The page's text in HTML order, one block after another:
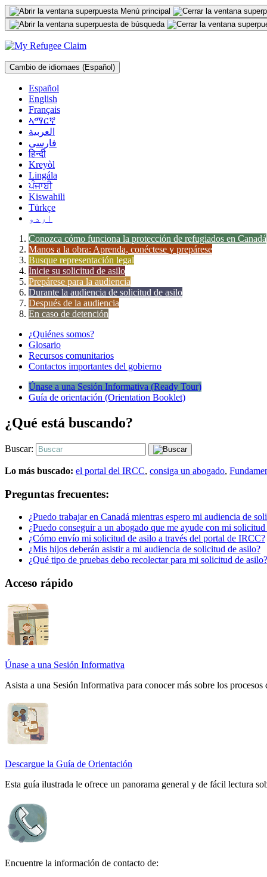
Ir
al
contenido
Cambio de idiomaes (Español)
Español
English
Français
ኣማርኛ
العربية
فارسی
हिन्दी
Kreyòl
Lingála
ਪੰਜਾਬੀ
Kiswahili
Türkçe
اردو
Conozca cómo funciona la protección de refugiados en Canadá
Manos a la obra: Aprenda, conéctese y prepárese
Busque representación legal
Inicie su solicitud de asilo
Prepárese para la audiencia
Durante la audiencia de solicitud de asilo
Después de la audiencia
En caso de detención
¿Quiénes somos?
Glosario
Recursos comunitarios
Contactos importantes del gobierno
Únase a una Sesión Informativa (Ready Tour)
Guía de orientación (Orientation Booklet)
¿Qué está buscando?
Buscar:
Lo más buscado: el portal del IRCC, consiga un abogado,
Preguntas frecuentes:
¿Puedo trabajar en Canadá mientras espero mi audiencia de
¿Puedo conseguir a un abogado que me ayude con mi solicitud
¿Cómo envío mi solicitud de asilo a través del portal de IRCC?
¿Mis hijos deberán asistir a mi audiencia de solicitud de asilo?
¿Qué tipo de pruebas debo recolectar para mi solicitud de asilo?
Acceso rápido
Únase a una Sesión Informativa
Asista a una Sesión Informativa para conocer más sobre los
Descargue la Guía de Orientación
Esta guía ilustrada le ofrece un panorama general y de fácil lectura
Encuentre la información de contacto de: